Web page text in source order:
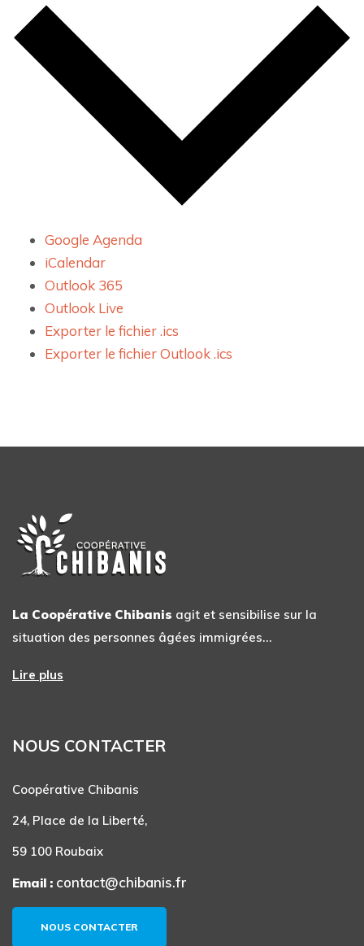
Google Agenda
iCalendar
Outlook 365
Outlook Live
Exporter le fichier .ics
Exporter le fichier Outlook .ics
La Coopérative Chibanis agit et sensibilise sur la
situation des personnes âgées immigrées…
Lire plus
NOUS CONTACTER
Coopérative Chibanis
24, Place de la Liberté,
59 100 Roubaix
Email : contact@chibanis.fr
NOUS CONTACTER